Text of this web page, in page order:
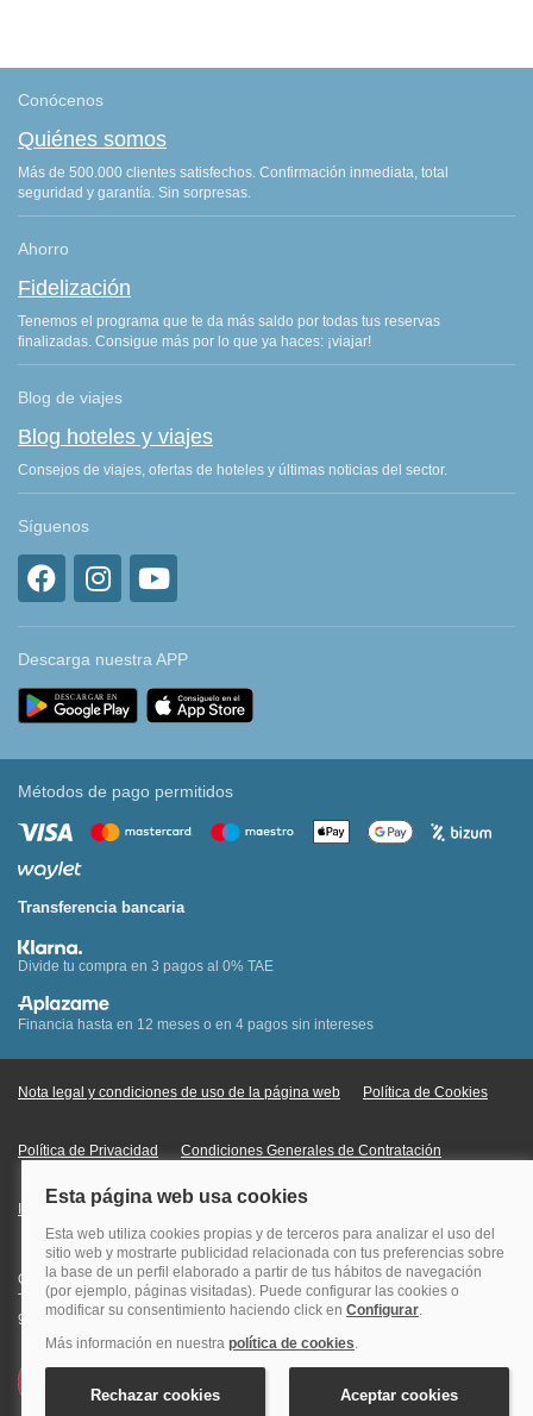
Conócenos
Quiénes somos
Más de 500.000 clientes satisfechos. Confirmación inmediata, total
seguridad y garantía. Sin sorpresas.
Ahorro
Fidelización
Tenemos el programa que te da más saldo por todas tus reservas
finalizadas. Consigue más por lo que ya haces: ¡viajar!
Blog de viajes
Blog hoteles y viajes
Consejos de viajes, ofertas de hoteles y últimas noticias del sector.
Síguenos
Descarga nuestra APP
Métodos de pago permitidos
Transferencia bancaria
Divide tu compra en 3 pagos al 0% TAE
Financia hasta en 12 meses o en 4 pagos sin intereses
Nota legal y condiciones de uso de la página web Política de Cookies
Política de Privacidad Condiciones Generales de Contratación
Información Legal sobre Mercados en Línea
Quehoteles.com - Especialistas en hoteles © Copyright Veturis Travel S.A.
Todos los derechos reservados. Autorización nº I-AV0000879.4 Tel: +34
915759999